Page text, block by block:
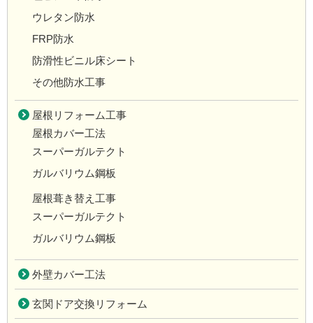
ウレタン防水
FRP防水
防滑性ビニル床シート
その他防水工事
屋根リフォーム工事
屋根カバー工法
スーパーガルテクト
ガルバリウム鋼板
屋根葺き替え工事
スーパーガルテクト
ガルバリウム鋼板
外壁カバー工法
玄関ドア交換リフォーム